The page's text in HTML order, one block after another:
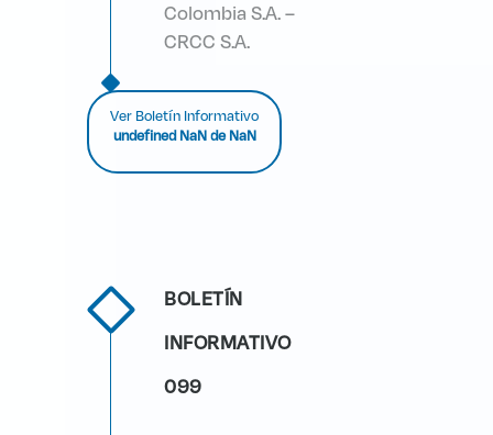
Colombia S.A. –
CRCC S.A.
Ver Boletín Informativo
undefined NaN de NaN
BOLETÍN
INFORMATIVO
099